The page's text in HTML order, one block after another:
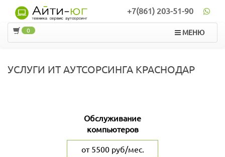
+7(861) 203-51-90
МЕНЮ
0
УСЛУГИ ИТ АУТСОРСИНГА КРАСНОДАР
Обслуживание
компьютеров
от 5500 руб/мес.